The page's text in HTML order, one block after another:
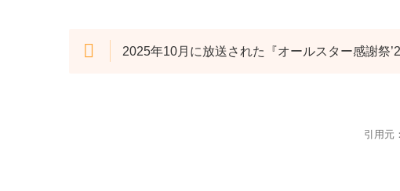
2025年10月に放送された『オールスター感謝祭
引用元：